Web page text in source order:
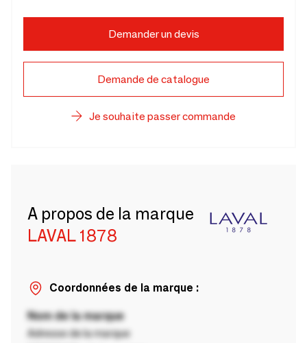
Demander un devis
Demande de catalogue
Je souhaite passer commande
A propos de la marque
LAVAL 1878
Coordonnées de la marque :
Nom de la marque
Adresse de la marque